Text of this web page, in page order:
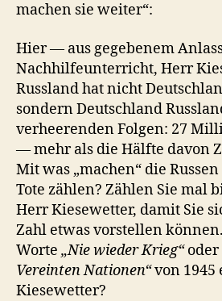
machen sie weiter“:
Hier — aus gegebenem
Nachhilfeunterricht, Herr
Russland hat nicht
sondern Deutschland
verheerenden Folgen: 27
— mehr als die Hälfte davon
Mit was „machen“ die
Tote zählen? Zählen Sie mal
Herr Kiesewetter, damit Sie
Zahl etwas vorstellen
Worte „Nie wieder Krieg“oder
Vereinten Nationen“von 1945
Kiesewetter?